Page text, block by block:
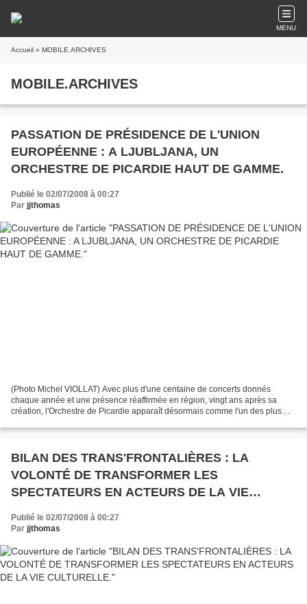
MENU
Accueil » MOBILE.ARCHIVES
MOBILE.ARCHIVES
PASSATION DE PRÉSIDENCE DE L'UNION
EUROPÉENNE : A LJUBLJANA, UN
ORCHESTRE DE PICARDIE HAUT DE GAMME.
Publié le 02/07/2008 à 00:27
Par jjthomas
(Photo Michel VIOLLAT) Avec plus d'une centaine de concerts donnés
chaque année et une présence réaffirmée en région, vingt ans après sa
création, l'Orchestre de Picardie apparaît désormais comme l'un des plus
BILAN DES TRANS'FRONTALIÈRES : LA
VOLONTÉ DE TRANSFORMER LES
SPECTATEURS EN ACTEURS DE LA VIE
Publié le 02/07/2008 à 00:27
Par jjthomas